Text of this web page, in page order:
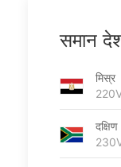
समान
मिस्र